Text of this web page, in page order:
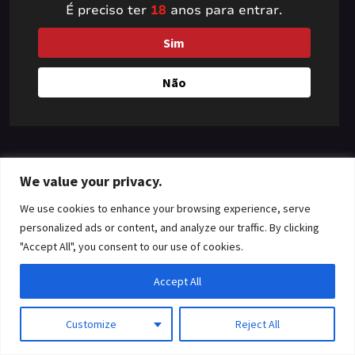
We value your privacy.
We use cookies to enhance your browsing experience, serve
personalized ads or content, and analyze our traffic. By clicking
"Accept All", you consent to our use of cookies.
Customize Reject All
Accept All
something amazing
— check back soon!
É preciso ter 18 anos para entrar.
Sim
Não